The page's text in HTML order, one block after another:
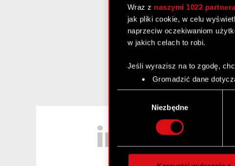
Wraz z naszymi 1022
jak pliki cookie, w celu
naprzeciw oczekiwaniom
w jakich celach to robi.
Jeśli wyrazisz na to zgodę,
Gromadzić dane
Identyfikować Twoje
Dowiedz się więcej odnośnie
szczegółów . W Deklaracji
Wykorzystujemy pliki cookie
Niezbędne